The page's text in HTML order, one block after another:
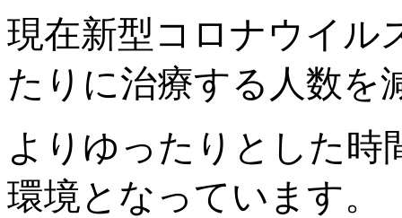
現在新型コロナウイル
たりに治療する人数を
よりゆったりとした時
環境となっています。